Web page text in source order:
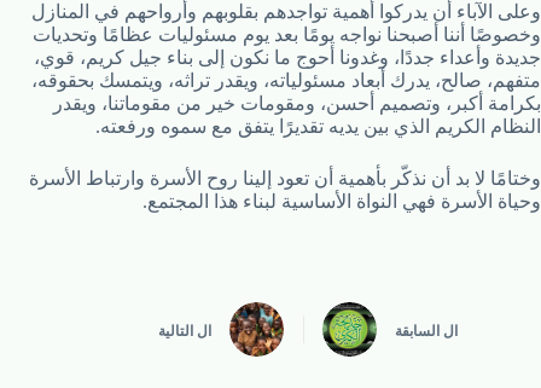
وعلى الآباء أن يدركوا أهمية تواجدهم بقلوبهم وأرواحهم في المنازل
وخصوصًا أننا أصبحنا نواجه يومًا بعد يوم مسئوليات عظامًا وتحديات
جديدة وأعداء جددًا، وغدونا أحوج ما نكون إلى بناء جيل كريم، قوي،
متفهم، صالح، يدرك أبعاد مسئولياته، ويقدر تراثه، ويتمسك بحقوقه،
بكرامة أكبر، وتصميم أحسن، ومقومات خير من مقوماتنا، ويقدر
النظام الكريم الذي بين يديه تقديرًا يتفق مع سموه ورفعته.
وختامًا لا بد أن نذكّر بأهمية أن تعود إلينا روح الأسرة وارتباط الأسرة
وحياة الأسرة فهي النواة الأساسية لبناء هذا المجتمع.
ال السابقة ال التالية